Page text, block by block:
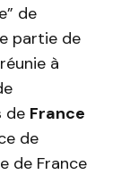
de
partie de
à
de France
de
de France